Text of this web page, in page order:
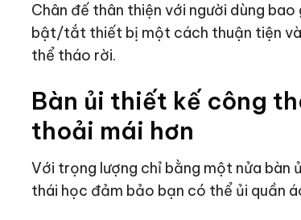
Chân đế thân thiện với người dùng
bật/tắt thiết bị một cách thuận tiện và
thể tháo rời.
Bàn ủi thiết kế công
thoải mái hơn
Với trọng lượng chỉ bằng một nửa bàn
thái học đảm bảo bạn có thể ủi quần